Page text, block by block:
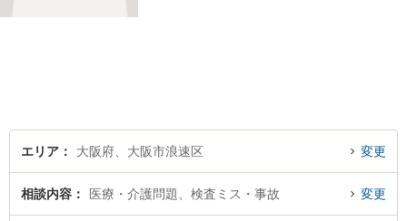
エリア 大阪府、大阪市浪速区 変更
相談内容 医療・介護問題、検査ミス・事故 変更